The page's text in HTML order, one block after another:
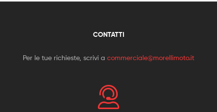
CONTATTI
Per le tue richieste, scrivi a commerciale@morellimoto.it